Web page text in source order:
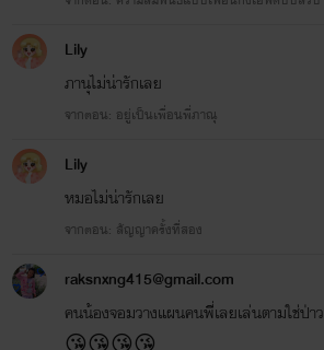
Lily
ภานุไม่น่ารักเลย
จากตอน: อยู่เป็นเพื่อนพี่ภาณุ
Lily
หมอไม่น่ารักเลย
จากตอน: สัญญาครั้งที่สอง
raksnxng415@gmail.com
คนน้องจอมวางแผนคนพี่ิเลยเล่นตามใช่ป่าว